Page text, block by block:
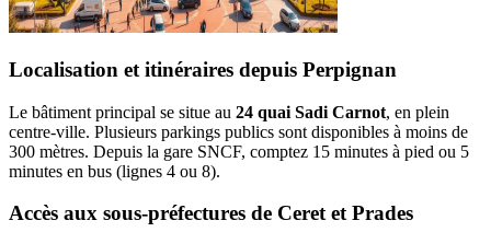
Localisation et itinéraires depuis Perpignan
Le bâtiment principal se situe au 24 quai Sadi Carnot, en plein
centre-ville. Plusieurs parkings publics sont disponibles à moins de
300 mètres. Depuis la gare SNCF, comptez 15 minutes à pied ou 5
minutes en bus (lignes 4 ou 8).
Accès aux sous-préfectures de Ceret et Prades